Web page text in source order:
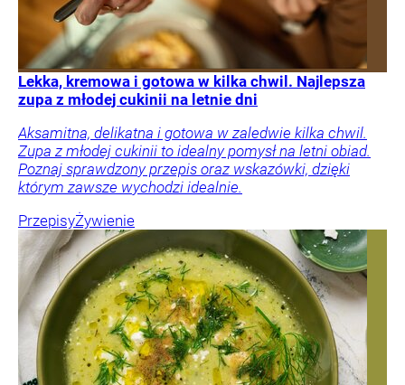
Lekka, kremowa i gotowa w kilka chwil. Najlepsza
zupa z młodej cukinii na letnie dni
Aksamitna, delikatna i gotowa w zaledwie kilka chwil.
Zupa z młodej cukinii to idealny pomysł na letni obiad.
Poznaj sprawdzony przepis oraz wskazówki, dzięki
którym zawsze wychodzi idealnie.
PrzepisyŻywienie